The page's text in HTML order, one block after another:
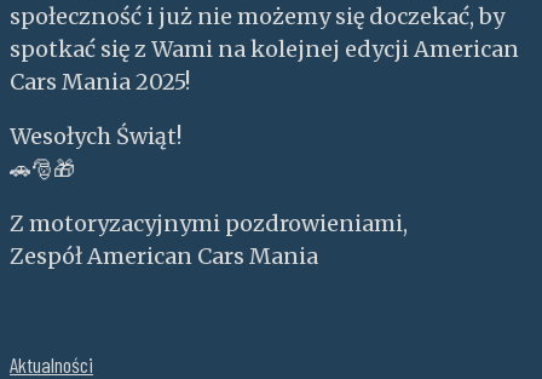
społeczność i już nie możemy się doczekać, by
spotkać się z Wami na kolejnej edycji American
Cars Mania 2025!
Wesołych Świąt!
🚗🎅🎁
Z motoryzacyjnymi pozdrowieniami,
Zespół American Cars Mania
Aktualności